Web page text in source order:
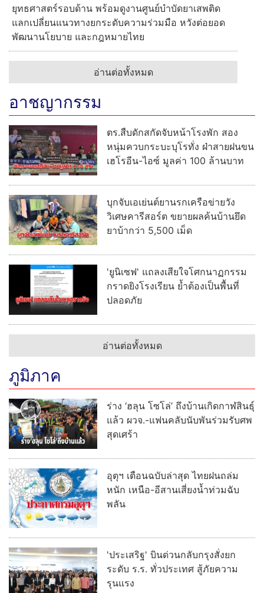
ยุทธศาสตร์รอบด้าน พร้อมดูงานศูนย์บำบัดยาเสพติด
แลกเปลี่ยนแนวทางยกระดับความร่วมมือ หวังต่อยอด
พัฒนานโยบาย และกฎหมายไทย
อ่านต่อทั้งหมด
อาชญากรรม
ตร.สืบดักสกัดจับหน้าโรงพัก สอง
หนุ่มควบกระบะบุโรทั่ง ฝ่าสายฝนขน
เฮโรอีน-ไอซ์ มูลค่า 100 ล้านบาท
บุกจับเอเย่นต์ยานรกเครือข่ายวัง
วิเศษคารีสอร์ต ขยายผลค้นบ้านยึด
ยาบ้ากว่า 5,500 เม็ด
'ยูนิเซฟ' แถลงเสียใจโศกนาฏกรรม
กราดยิงโรงเรียน ย้ำต้องเป็นพื้นที่
ปลอดภัย
อ่านต่อทั้งหมด
ภูมิภาค
ร่าง ‘ฮลุน โซโล่’ ถึงบ้านเกิดกาฬสินธุ์
แล้ว ผวจ.-แฟนคลับนับพันร่วมรับศพ
สุดเศร้า
อุตุฯ เตือนฉบับล่าสุด ไทยฝนถล่ม
หนัก เหนือ-อีสานเสี่ยงน้ำท่วมฉับ
พลัน
'ประเสริฐ' บินด่วนกลับกรุงสั่งยก
ระดับ ร.ร. ทั่วประเทศ สู้ภัยความ
รุนแรง